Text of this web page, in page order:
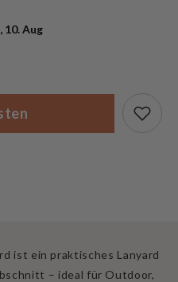
10. Aug
ist ein praktisches Lanyard
– ideal für Outdoor,